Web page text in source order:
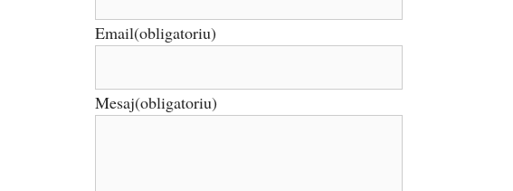
Email(obligatoriu)
Mesaj(obligatoriu)